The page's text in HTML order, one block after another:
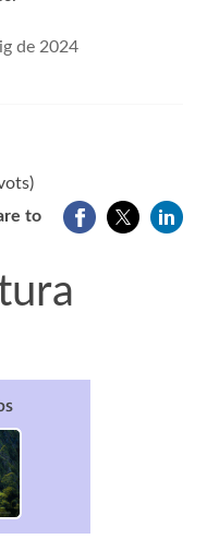
de 2024
to